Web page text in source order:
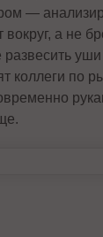
—
вокруг, а не
развесить уши
коллеги по